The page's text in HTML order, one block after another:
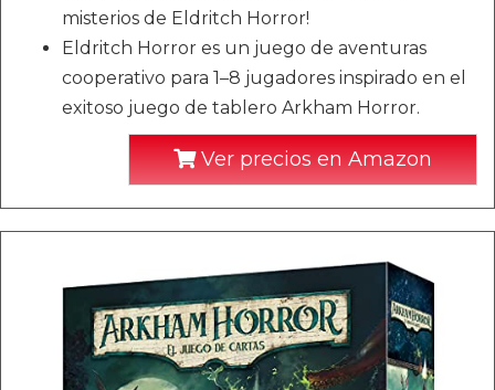
misterios de Eldritch Horror!
Eldritch Horror es un juego de aventuras
cooperativo para 1–8 jugadores inspirado en el
exitoso juego de tablero Arkham Horror.
Ver precios en Amazon